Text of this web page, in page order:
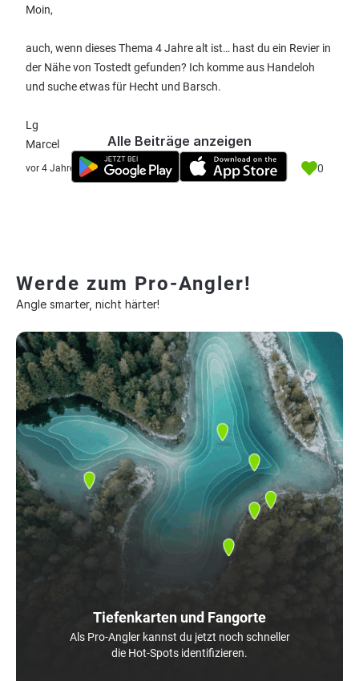
Moin,
auch, wenn dieses Thema 4 Jahre alt ist… hast du ein Revier in
der Nähe von Tostedt gefunden? Ich komme aus Handeloh
und suche etwas für Hecht und Barsch.
Lg
Marcel
vor 4 Jahre 0
Alle Beiträge anzeigen
Werde zum Pro-Angler!
Angle smarter, nicht härter!
Tiefenkarten und Fangorte
Als Pro-Angler kannst du jetzt noch schneller
die Hot-Spots identifizieren.